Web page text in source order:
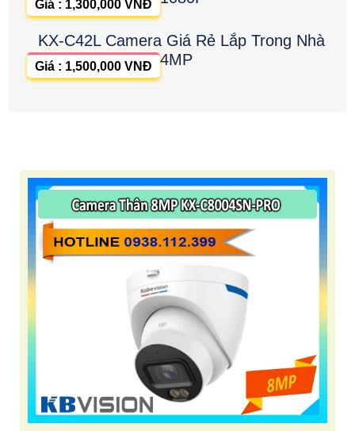
Giá : 1,300,000 VNĐ
KX-C42L Camera Giá Rẻ Lắp Trong Nhà
4MP
Giá : 1,500,000 VNĐ